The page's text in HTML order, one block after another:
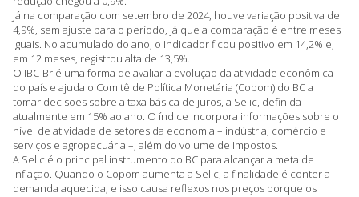
Já na comparação com setembro de 2024, houve variação positiva de
4,9%, sem ajuste para o período, já que a comparação é entre meses
iguais. No acumulado do ano, o indicador ficou positivo em 14,2% e,
em 12 meses, registrou alta de 13,5%.
O IBC-Br é uma forma de avaliar a evolução da atividade econômica
do país e ajuda o Comitê de Política Monetária (Copom) do BC a
tomar decisões sobre a taxa básica de juros, a Selic, definida
atualmente em 15% ao ano. O índice incorpora informações sobre o
nível de atividade de setores da economia – indústria, comércio e
serviços e agropecuária –, além do volume de impostos.
A Selic é o principal instrumento do BC para alcançar a meta de
inflação. Quando o Copom aumenta a Selic, a finalidade é conter a
demanda aquecida; e isso causa reflexos nos preços porque os